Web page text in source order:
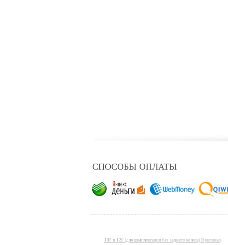
СПОСОБЫ ОПЛАТЫ
105 и 120 (для комплектации без заднего колеса) Оригинал